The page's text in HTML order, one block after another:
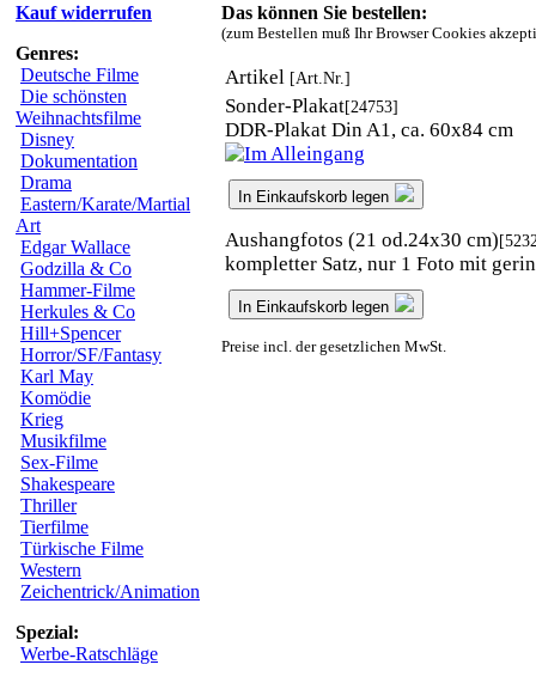
Kauf widerrufen
Genres:
Deutsche Filme
Die schönsten
Weihnachtsfilme
Disney
Dokumentation
Drama
Eastern/Karate/Martial
Art
Edgar Wallace
Godzilla & Co
Hammer-Filme
Herkules & Co
Hill+Spencer
Horror/SF/Fantasy
Karl May
Komödie
Krieg
Musikfilme
Sex-Filme
Shakespeare
Thriller
Tierfilme
Türkische Filme
Western
Zeichentrick/Animation
Spezial:
Werbe-Ratschläge
Das können Sie bestellen:
(zum Bestellen muß Ihr Browser Cookies
Artikel [Art.Nr.]
Sonder-Plakat[24753]
DDR-Plakat Din A1, ca. 60x84 cm
In Einkaufskorb legen
Aushangfotos (21 od.24x30 cm)
kompletter Satz, nur 1 Foto mit
In Einkaufskorb legen
Preise incl. der gesetzlichen MwSt.